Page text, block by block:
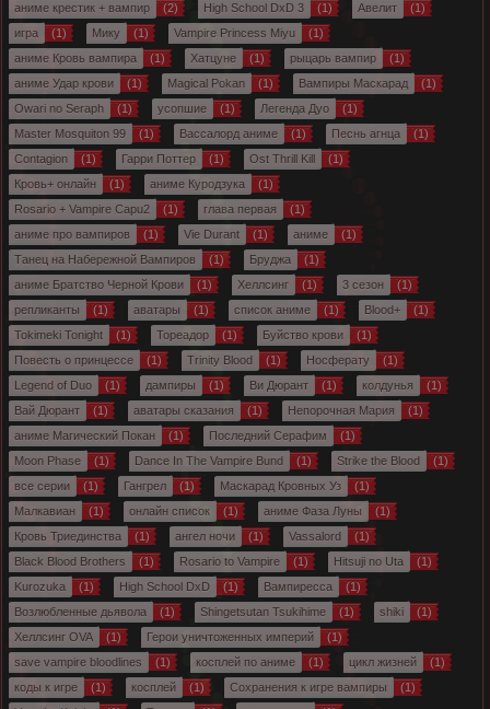
аниме крестик + вампир
(2) High School DxD 3 (1) Авелит
(1)
игра
(1) Мику (1) Vampire Princess Miyu
(1)
аниме Кровь вампира
(1) Хатцуне (1) рыцарь вампир
(1)
аниме Удар крови
(1) Magical Pokan (1) Вампиры Маскарад
(1)
Owari no Seraph
(1) усопшие (1) Легенда Дуо
(1)
Master Mosquiton 99
(1) Вассалорд аниме (1) Песнь агнца
(1)
Contagion
(1) Гарри Поттер (1) Ost Thrill Kill
(1)
Кровь+ онлайн
(1) аниме Куродзука
(1)
Rosario + Vampire Capu2
(1) глава первая
(1)
аниме про вампиров
(1) Vie Durant (1) аниме
(1)
Танец на Набережной Вампиров
(1) Бруджа
(1)
аниме Братство Черной Крови
(1) Хеллсинг (1) 3 сезон
(1)
репликанты
(1) аватары (1) список аниме (1) Blood+
(1)
Tokimeki Tonight
(1) Тореадор (1) Буйство крови
(1)
Повесть о принцессе
(1) Trinity Blood (1) Носферату
(1)
Legend of Duo
(1) дампиры (1) Ви Дюрант (1) колдунья
(1)
Вай Дюрант
(1) аватары сказания (1) Непорочная Мария
(1)
аниме Магический Покан
(1) Последний Серафим
(1)
Moon Phase
(1) Dance In The Vampire Bund (1) Strike the Blood
(1)
все серии
(1) Гангрел (1) Маскарад Кровных Уз
(1)
Малкавиан
(1) онлайн список (1) аниме Фаза Луны
(1)
Кровь Триединства
(1) ангел ночи (1) Vassalord
(1)
Black Blood Brothers
(1) Rosario to Vampire (1) Hitsuji no Uta
(1)
Kurozuka
(1) High School DxD (1) Вампиресса
(1)
Возлюбленные дьявола
(1) Shingetsutan Tsukihime (1) shiki
(1)
Хеллсинг OVA
(1) Герои уничтоженных империй
(1)
save vampire bloodlines
(1) косплей по аниме (1) цикл жизней
(1)
коды к игре
(1) косплей (1) Сохранения к игре вампиры
(1)